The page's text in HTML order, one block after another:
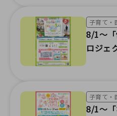
子育て・
8/1～
ロジェ
肥満
子育て・
8/1～